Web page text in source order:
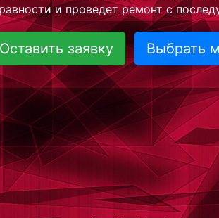
останется неизменно при
Оставить заявку Выбрать